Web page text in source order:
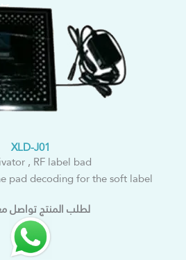
XLD-J01
, RF label bad
pad decoding for the soft label
لطلب المنتج تواصل